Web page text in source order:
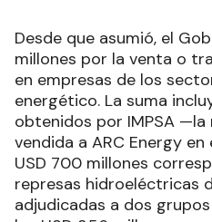
Desde que asumió, el
millones por la venta o
en empresas de los
energético. La suma
obtenidos por IMPSA
vendida a ARC Energy
USD 700 millones
represas hidroeléctricas
adjudicadas a dos